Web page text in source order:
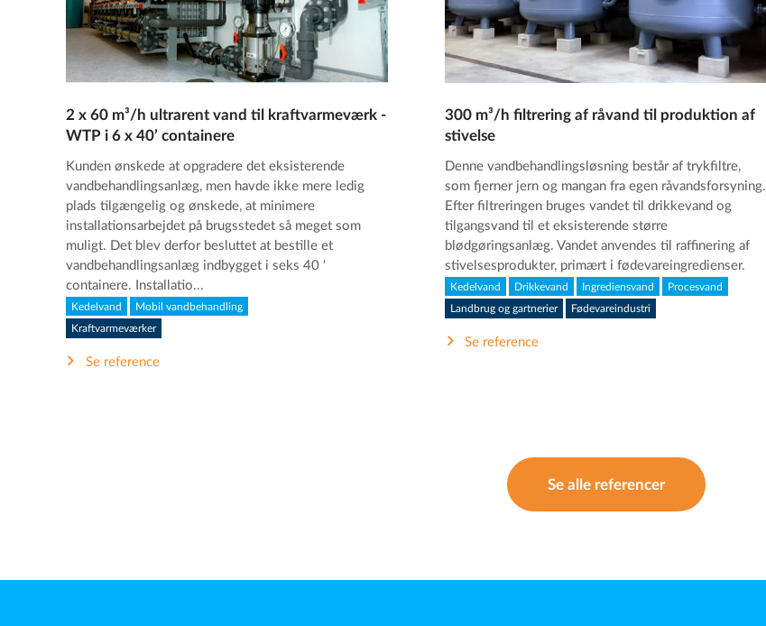
2 x 60 m³/h ultrarent vand til kraftvarmeværk -
WTP i 6 x 40’ containere
Kunden ønskede at opgradere det eksisterende
vandbehandlingsanlæg, men havde ikke mere ledig
plads tilgængelig og ønskede, at minimere
installationsarbejdet på brugsstedet så meget som
muligt. Det blev derfor besluttet at bestille et
vandbehandlingsanlæg indbygget i seks 40 '
containere. Installatio...
Kedelvand Mobil vandbehandling
Kraftvarmeværker
Se reference
300 m³/h filtrering af råvand til produktion af
stivelse
Denne vandbehandlingsløsning består af trykfiltre,
som fjerner jern og mangan fra egen råvandsforsyning.
Efter filtreringen bruges vandet til drikkevand og
tilgangsvand til et eksisterende større
blødgøringsanlæg. Vandet anvendes til raffinering af
stivelsesprodukter, primært i fødevareingredienser.
Kedelvand Drikkevand Ingrediensvand Procesvand
Landbrug og gartnerier Fødevareindustri
Se reference
Se alle referencer